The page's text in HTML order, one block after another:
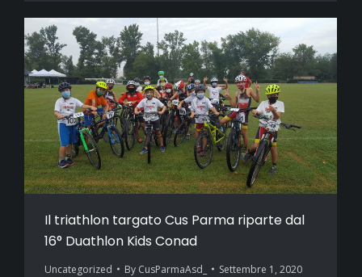
Il triathlon targato Cus Parma riparte dal
16° Duathlon Kids Conad
Uncategorized By CusParmaAsd_ Settembre 1, 2020